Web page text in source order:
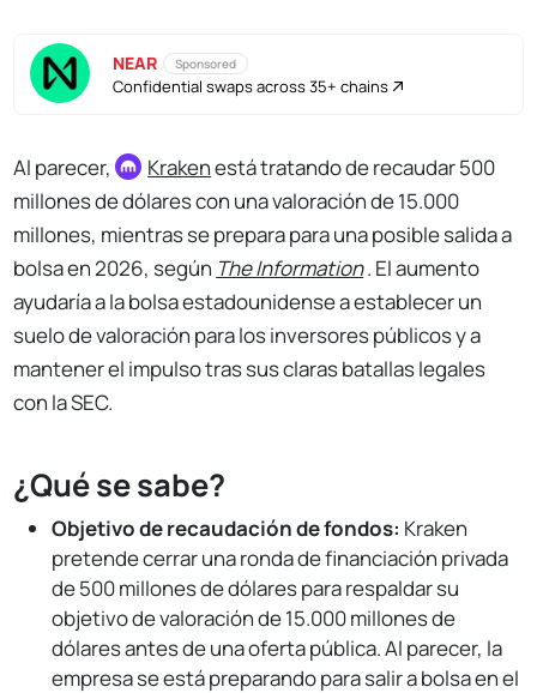
NEAR Sponsored
Confidential swaps across 35+ chains
Al parecer, Krakenestá tratando de recaudar 500
millones de dólares con una valoración de 15.000
millones, mientras se prepara para una posible salida a
bolsa en 2026, según The Information. El aumento
ayudaría a la bolsa estadounidense a establecer un
suelo de valoración para los inversores públicos y a
mantener el impulso tras sus claras batallas legales
con la SEC.
¿Qué se sabe?
Objetivo de recaudación de fondos: Kraken
pretende cerrar una ronda de financiación privada
de 500 millones de dólares para respaldar su
objetivo de valoración de 15.000 millones de
dólares antes de una oferta pública. Al parecer, la
empresa se está preparando para salir a bolsa en el